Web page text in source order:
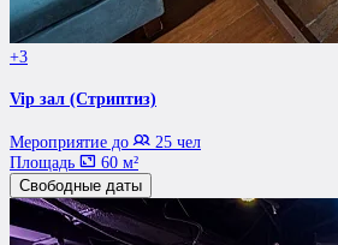
+3
Vip зал (Стриптиз)
Мероприятие до
25 чел
Площадь
60 м²
Свободные даты